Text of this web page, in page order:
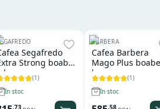
Segafredo
Strong boabe
kg
(1)
In stoc
,73
BARBERA
Cafea Barbera
Mago Plus
kg
(1)
In stoc
,58